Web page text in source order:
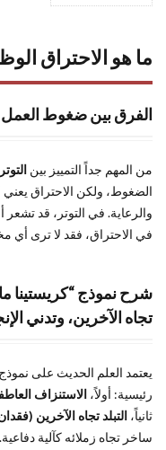
الوظيفي؟
(فهم
الثلاثة)
كيف
تعرف أنك
وصلت
لمرحلة
الاحتراق؟
الأسباب
الخفية
الوظيفي
4
مراحل
الاحتراق
ما هو الاحتراق
الفرق بين ضغوط العمل
من المهم جداً التمييز بين
الضغوط، ولكن الاحتراق يعني
والرعاية. في التوتر، قد
في الاحتراق، فقد لا ترى أي
شرح نموذج “كريستينا
تجاه الآخرين، وتدني
يعتمد العلم الحديث على نموذج
رئيسية: أولاً، الاستنزاف
ثانياً، التبلد تجاه الآخرين
ساخر تجاه زملائه كآلية دفاعية.